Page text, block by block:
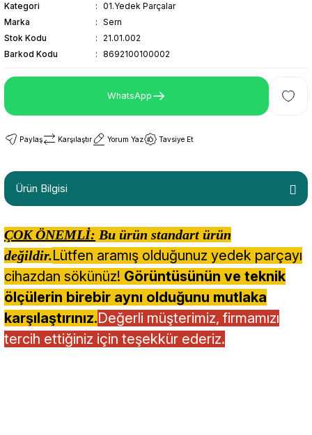
Kategori
01.Yedek Parçalar
Marka
Sern
Stok Kodu
21.01.002
Barkod Kodu
8692100100002
WhatsApp
Paylaş Karşılaştır Yorum Yaz Tavsiye Et
Ürün Bilgisi
ÇOK ÖNEMLİ: Bu ürün standart ürün
değildir.Lütfen aramış olduğunuz yedek parçayı
cihazdan sökünüz! Görüntüsünün ve teknik
ölçülerin birebir aynı olduğunu mutlaka
karşılaştırınız.Değerli müşterimiz, firmamızı
tercih ettiğiniz için teşekkür ederiz.